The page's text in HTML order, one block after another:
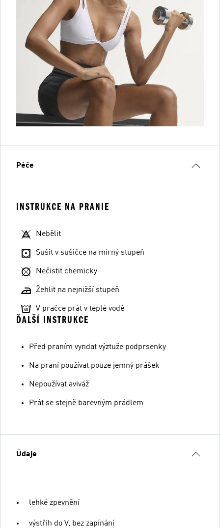
Péče
INSTRUKCE NA PRANIE
Nebělit
Sušit v sušičce na mírný stupeň
Nečistit chemicky
Žehlit na nejnižší stupeň
V pračce prát v teplé vodě
ĎALŠÍ INSTRUKCE
Před praním vyndat výztuže podprsenky
Na praní používat pouze jemný prášek
Nepoužívat aviváž
Prát se stejně barevným prádlem
Údaje
lehké zpevnění
výstřih do V, bez zapínání